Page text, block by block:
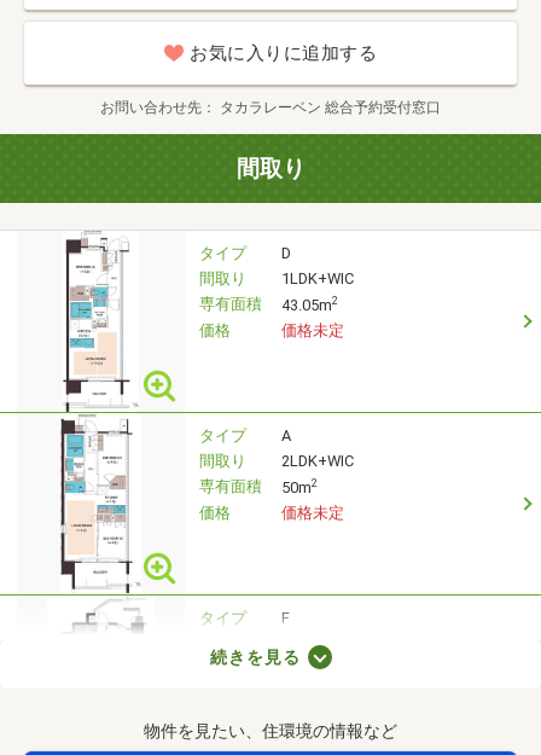
お気に入りに追加する
お問い合わせ先 タカラレーベン 総合予約受付窓口
間取り
タイプ
D
間取り
1LDK+WIC
専有面積
43.05m2
価格 価格未定
タイプ
A
間取り
2LDK+WIC
専有面積
50m2
価格 価格未定
タイプ
F
3LDK+2WIC+SIC
専有面積
70.03m
続きを見る
物件を見たい、住環境の情報など